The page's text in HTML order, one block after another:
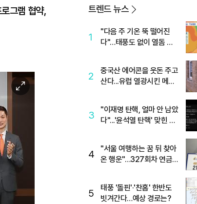
그램 협약,
이
미
대
트렌드 뉴스
1
"다음 주 기온 뚝 떨어진
다"…태풍도 없이 열돔 박
2
중국산 에어콘을 웃돈 주고
산다...유럽 열광시킨 메이
3
"이재명 탄핵, 얼마 안 남았
다"...'윤석열 탄핵' 맞힌 무
4
"서울 여행하는 꿈 뒤 찾아
온 행운"…327회차 연금
5
태풍 '돌핀'·'찬홈' 한반도
빗겨간다…예상 경로는?